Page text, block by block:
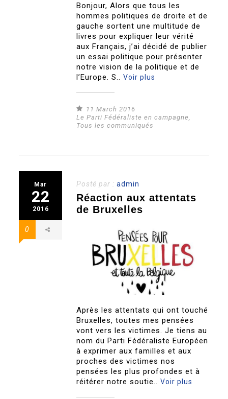
Bonjour, Alors que tous les
hommes politiques de droite et de
gauche sortent une multitude de
livres pour expliquer leur vérité
aux Français, j’ai décidé de publier
un essai politique pour présenter
notre vision de la politique et de
l’Europe. S..Voir plus
11 March 2016
Le Parti Fédéraliste en campagne
Tous les communiqués
Mar
22
2016
0
Posté par :admin
Réaction aux attentats
de Bruxelles
Après les attentats qui ont touché
Bruxelles, toutes mes pensées
vont vers les victimes. Je tiens au
nom du Parti Fédéraliste Européen
à exprimer aux familles et aux
proches des victimes nos
pensées les plus profondes et à
réitérer notre soutie..Voir plus